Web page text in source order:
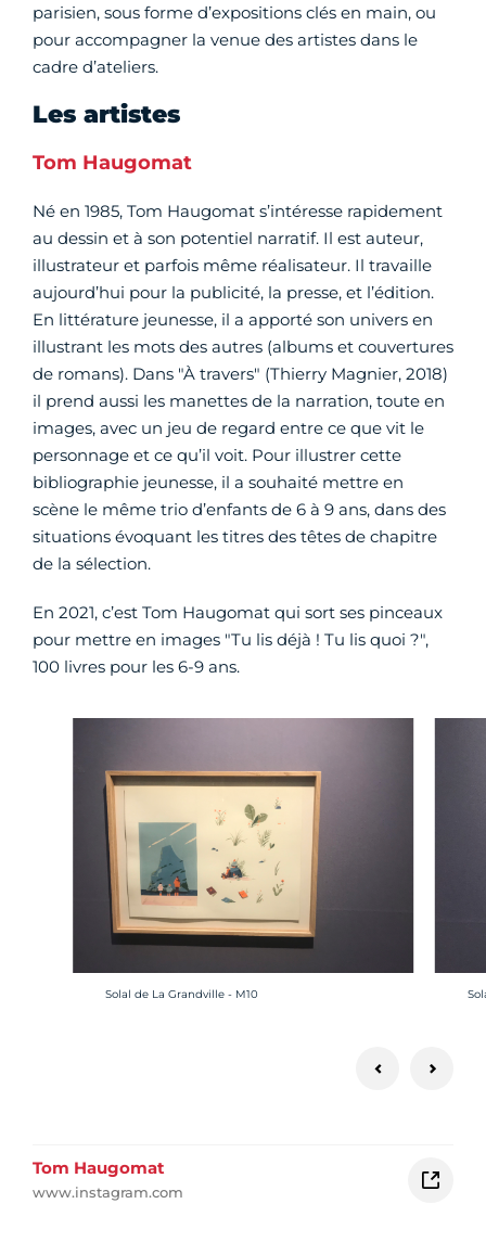
parisien, sous forme d’expositions clés en main, ou
pour accompagner la venue des artistes dans le
cadre d’ateliers.
Les artistes
Tom Haugomat
Né en 1985, Tom Haugomat s’intéresse rapidement
au dessin et à son potentiel narratif. Il est auteur,
illustrateur et parfois même réalisateur. Il travaille
aujourd’hui pour la publicité, la presse, et l’édition.
En littérature jeunesse, il a apporté son univers en
illustrant les mots des autres (albums et couvertures
de romans). Dans "À travers" (Thierry Magnier, 2018)
il prend aussi les manettes de la narration, toute en
images, avec un jeu de regard entre ce que vit le
personnage et ce qu’il voit. Pour illustrer cette
bibliographie jeunesse, il a souhaité mettre en
scène le même trio d’enfants de 6 à 9 ans, dans des
situations évoquant les titres des têtes de chapitre
de la sélection.
En 2021, c’est Tom Haugomat qui sort ses pinceaux
pour mettre en images "Tu lis déjà ! Tu lis quoi ?",
100 livres pour les 6-9 ans.
Crédit photo :
Solal de La Grandville - M10
Tom Haugomat
www.instagram.com